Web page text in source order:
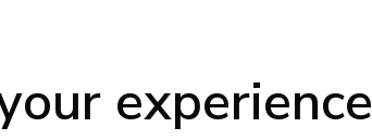
experience